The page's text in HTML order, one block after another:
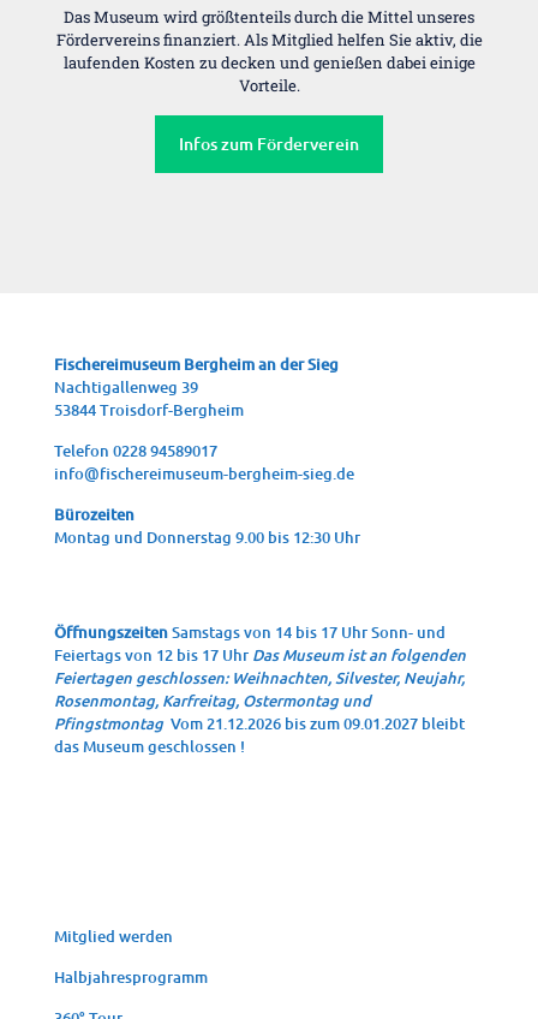
Das Museum wird größtenteils durch die Mittel unseres
Fördervereins finanziert. Als Mitglied helfen Sie aktiv, die
laufenden Kosten zu decken und genießen dabei einige
Vorteile.
Infos zum Förderverein
Fische­rei­mu­se­um Berg­heim an der Sieg
Nach­ti­gal­len­weg 39
53844 Troisdorf-Bergheim
Tele­fon 0228 94589017
info@fischereimuseum-bergheim-sieg.de
Büro­zei­ten
Mon­tag und Don­ners­tag 9.00 bis 12:30 Uhr
ÖffnungszeitenSamstags von 14 bis 17 Uhr Sonn- und
Feiertags von 12 bis 17 Uhr Das Museum ist an folgenden
Feiertagen geschlossen: Weihnachten, Silvester, Neujahr,
Rosenmontag, Karfreitag, Ostermontag und
Pfingstmontag Vom 21.12.2026 bis zum 09.01.2027 bleibt
das Museum geschlossen !
Mit­glied werden
Halb­jah­res­pro­gramm